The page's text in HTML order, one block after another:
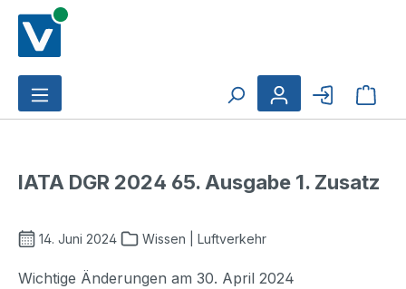
Zum Hauptinhalt springen
IATA DGR 2024 65. Ausgabe 1. Zusatz
14. Juni 2024 Wissen | Luftverkehr
Wichtige Änderungen am 30. April 2024